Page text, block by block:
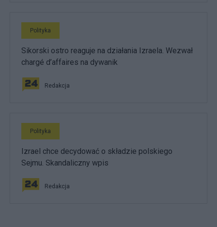
Polityka
Sikorski ostro reaguje na działania Izraela. Wezwał
chargé d’affaires na dywanik
Redakcja
Polityka
Izrael chce decydować o składzie polskiego
Sejmu. Skandaliczny wpis
Redakcja